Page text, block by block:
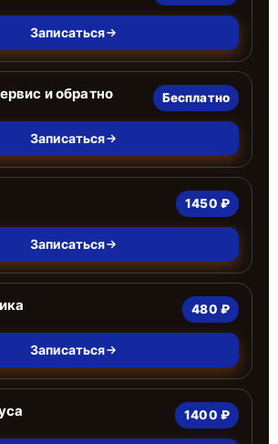
Записаться
и обратно Бесплатно
Записаться
1450 ₽
Записаться
480 ₽
Записаться
1400 ₽